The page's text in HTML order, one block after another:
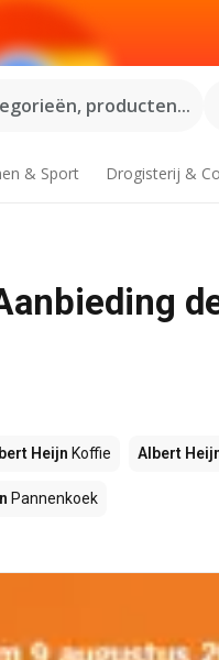
producten...
& Sport Drogisterij &
Heijn Koffie Albert
Pannenkoek